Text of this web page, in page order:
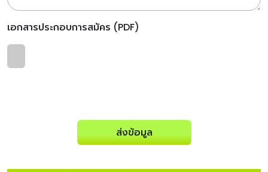
เอกสารประกอบการสมัคร (PDF)
ส่งข้อมูล